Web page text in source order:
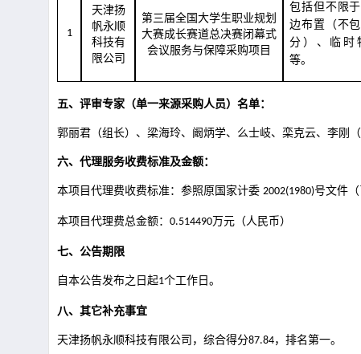
1
天津扬
帆永顺
科技有
限公司
第三届全国大学生职业规划
大赛成长赛道总决赛闭幕式
会议服务与保障采购项目
包括但不限于
边布置（不
分） 、临时
等。
五、评审专家（单一来源采购人员）名单：
郭丽君（组长）、梁海玲、阚炳学、么士岐、栾克云、李刚
六、代理服务收费标准及金额：
本项目代理费收费标准：参照原国家计委 2002(1980)号文件
本项目代理费总金额： 0.514490万元（人民币）
七、公告期限
自本公告发布之日起1个工作日。
八、其它补充事宜
天津扬帆永顺科技有限公司，综合得分87.84，排名第一。